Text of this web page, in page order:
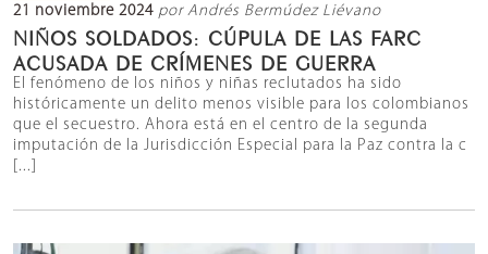
21 noviembre 2024 por Andrés Bermúdez Liévano
NIÑOS SOLDADOS: CÚPULA DE LAS FARC
ACUSADA DE CRÍMENES DE GUERRA
El fenómeno de los niños y niñas reclutados ha sido
históricamente un delito menos visible para los colombianos
que el secuestro. Ahora está en el centro de la segunda
imputación de la Jurisdicción Especial para la Paz contra la c
[...]